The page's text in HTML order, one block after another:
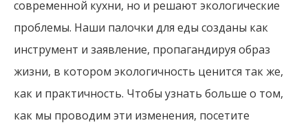
современной кухни, но и решают экологические
проблемы. Наши палочки для еды созданы как
инструмент и заявление, пропагандируя образ
жизни, в котором экологичность ценится так же,
как и практичность. Чтобы узнать больше о том,
как мы проводим эти изменения, посетите